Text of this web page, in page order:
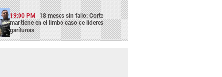
19:00 PM 18 meses sin fallo: Corte
mantiene en el limbo caso de líderes
garífunas